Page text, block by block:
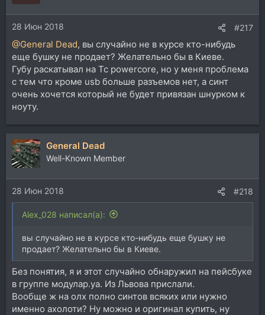
28 Июн 2018 #217
@General Dead, вы случайно не в курсе кто-нибудь
еще бушку не продает? Желательно бы в Киеве.
Губу раскатывал на Tc powercore, но у меня проблема
с тем что кроме usb больше разъемов нет, а синт
очень хочется который не будет привязан шнурком к
ноуту.
General Dead
Well-Known Member
28 Июн 2018 #218
Alex_028 написал(а):
вы случайно не в курсе кто-нибудь еще бушку не
продает? Желательно бы в Киеве.
Без понятия, я и этот случайно обнаружил на пейсбуке
в группе модулар.уа. Из Львова прислали.
Вообще ж на олх полно синтов всяких или нужно
именно ахолоти? Ну можно и оригинал купить, ну